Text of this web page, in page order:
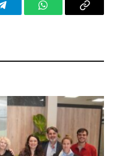
TelegramWhatsAppCopy